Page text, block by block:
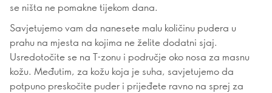
se ništa ne pomakne tijekom dana.
Savjetujemo vam da nanesete malu količinu pudera u
prahu na mjesta na kojima ne želite dodatni sjaj.
Usredotočite se na T-zonu i područje oko nosa za masnu
kožu. Međutim, za kožu koja je suha, savjetujemo da
potpuno preskočite puder i prijeđete ravno na sprej za